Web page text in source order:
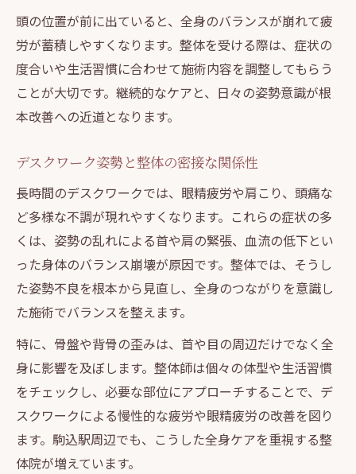
頭の位置が前に出ていると、全身のバランスが崩れて疲
労が蓄積しやすくなります。整体を受ける際は、症状の
度合いや生活習慣に合わせて施術内容を調整してもらう
ことが大切です。継続的なケアと、日々の姿勢意識が根
本改善への近道となります。
デスクワーク姿勢と整体の密接な関係性
長時間のデスクワークでは、眼精疲労や肩こり、頭痛な
ど多様な不調が現れやすくなります。これらの症状の多
くは、姿勢の乱れによる首や肩の緊張、血流の低下とい
った身体のバランス崩壊が原因です。整体では、そうし
た姿勢不良を根本から見直し、全身のつながりを意識し
た施術でバランスを整えます。
特に、骨盤や背骨の歪みは、首や目の周辺だけでなく全
身に影響を及ぼします。整体師は個々の体型や生活習慣
をチェックし、必要な部位にアプローチすることで、デ
スクワークによる慢性的な疲労や眼精疲労の改善を図り
ます。駒込駅周辺でも、こうした全身ケアを重視する整
体院が増えています。